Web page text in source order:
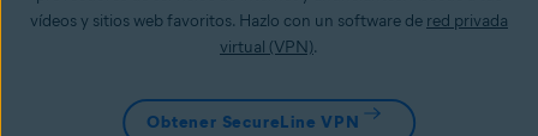
vídeos y sitios web favoritos. Hazlo con un software de red privada
virtual (VPN).
Obtener SecureLine VPN